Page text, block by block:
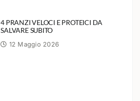
4 PRANZI VELOCI E PROTEICI DA
SALVARE SUBITO
12 Maggio 2026